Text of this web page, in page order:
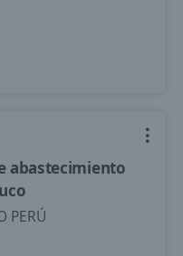
abastecimiento
PERÚ